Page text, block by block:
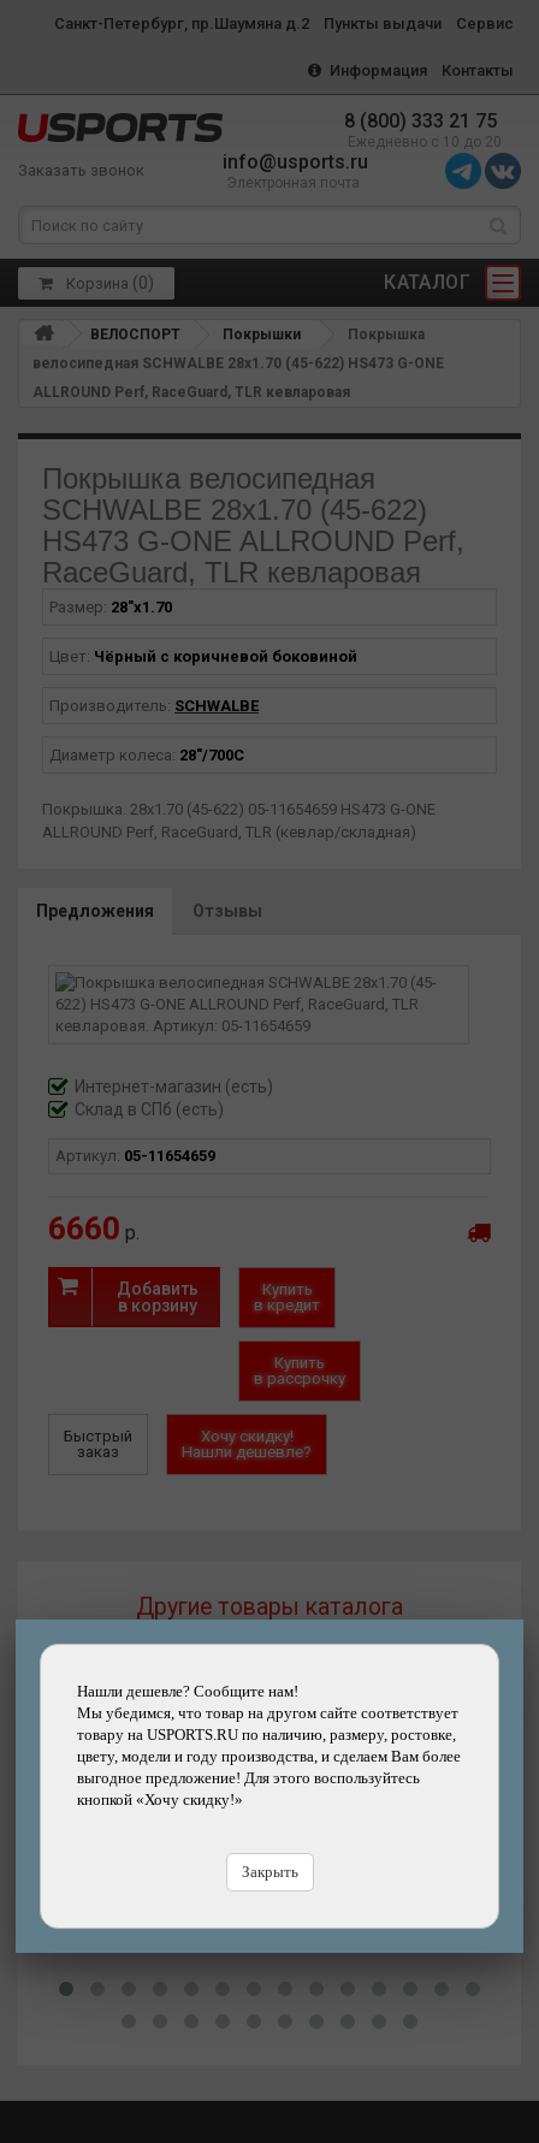
Санкт-Петербург, пр.Шаумяна д.2 Пункты выдачи Сервис
Информация Контакты
8 (800) 333 21 75
Ежедневно с 10 до 20
Заказать звонок info@usports.ru
Электронная почта
КАТАЛОГ
Корзина (0)
ВЕЛОСПОРТ Покрышки
Покрышка
велосипедная SCHWALBE 28x1.70 (45-622) HS473 G-ONE
ALLROUND Perf, RaceGuard, TLR кевларовая
Покрышка велосипедная
SCHWALBE 28x1.70 (45-622)
HS473 G-ONE ALLROUND Perf,
RaceGuard, TLR кевларовая
Размер: 28"х1.70
Цвет: Чёрный с коричневой боковиной
Производитель: SCHWALBE
Диаметр колеса: 28"/700С
Покрышка. 28x1.70 (45-622) 05-11654659 HS473 G-ONE
ALLROUND Perf, RaceGuard, TLR (кевлар/складная)
Предложения Отзывы
Интернет-магазин (есть)
Склад в СПб (есть)
Артикул: 05-11654659
6660 р.
Нашли дешевле? Сообщите нам!
Мы убедимся, что товар на другом сайте соответствует
товару на USPORTS.RU по наличию, размеру, ростовке,
цвету, модели и году производства, и сделаем Вам более
выгодное предложение! Для этого воспользуйтесь
кнопкой «Хочу скидку!»
Закрыть
Добавить
в корзину
Купить
в кредит
Купить
в рассрочку
Быстрый
заказ
Хочу скидку!
Нашли дешевле?
Другие товары каталога
Подробнее
Покрышка велосипедная KENDA 27.5"х2.40 5-
521960 (60-584) K1211 NEVEGAL2PRO 120TPI
кевларовая
Бренд: KENDA